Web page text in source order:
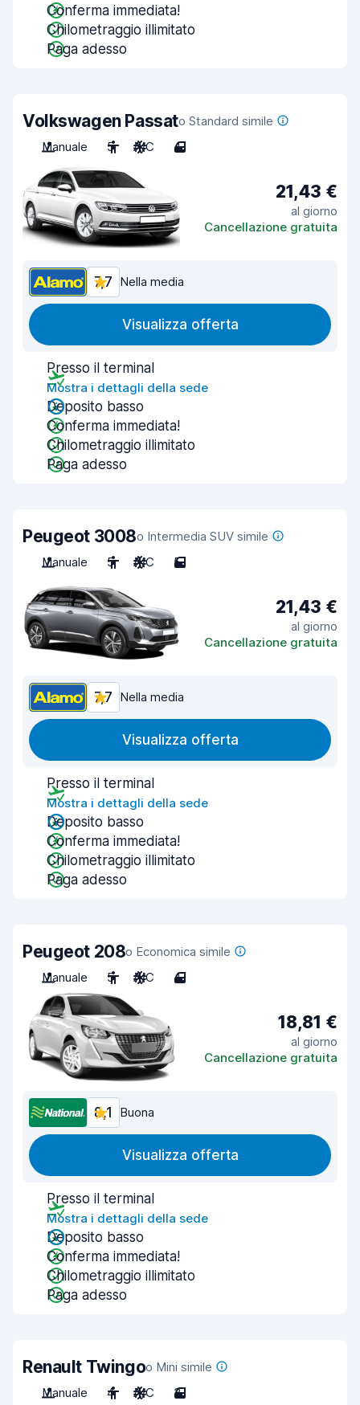
Conferma immediata!
Chilometraggio illimitato
Paga adesso
Volkswagen Passato Standard simile
Manuale
5 A/C 4
21,43 €
al giorno
Cancellazione gratuita
7,7 Nella media
Visualizza offerta
Presso il terminal
Mostra i dettagli della sede
Deposito basso
Conferma immediata!
Chilometraggio illimitato
Paga adesso
Peugeot 3008o Intermedia SUV simile
Manuale
5 A/C 5
21,43 €
al giorno
Cancellazione gratuita
7,7 Nella media
Visualizza offerta
Presso il terminal
Mostra i dettagli della sede
Deposito basso
Conferma immediata!
Chilometraggio illimitato
Paga adesso
Peugeot 208o Economica simile
Manuale
5 A/C 4
18,81 €
al giorno
Cancellazione gratuita
8,1 Buona
Visualizza offerta
Presso il terminal
Mostra i dettagli della sede
Deposito basso
Conferma immediata!
Chilometraggio illimitato
Paga adesso
Renault Twingoo Mini simile
Manuale
4 A/C 3